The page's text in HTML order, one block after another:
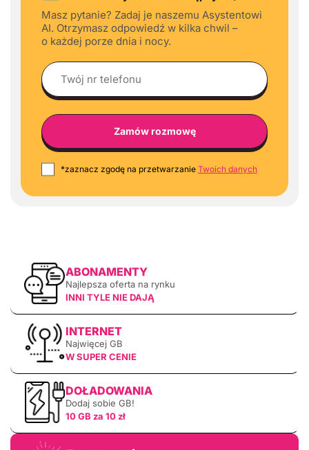
Masz pytanie? Zadaj je naszemu Asystentowi
AI. Otrzymasz odpowiedź w kilka chwil –
o każdej porze dnia i nocy.
*zaznacz zgodę na przetwarzanie Twoich danych
ABONAMENTY
Najlepsza oferta na rynku
INNI TYLE NIE DAJĄ
INTERNET
Najwięcej GB
W SUPER CENIE
DOŁADOWANIA
Dodaj sobie GB!
10 GB za 10 zł